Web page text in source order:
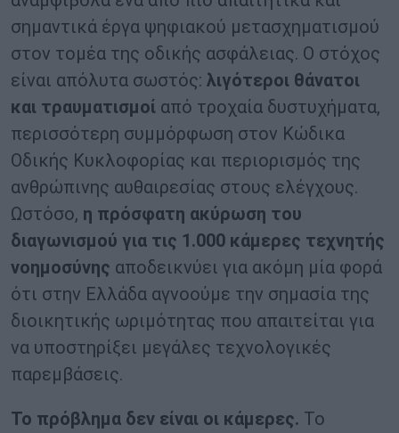
σημαντικά έργα ψηφιακού μετασχηματισμού
στον τομέα της οδικής ασφάλειας. Ο στόχος
είναι απόλυτα σωστός: λιγότεροι θάνατοι
και τραυματισμοί από τροχαία δυστυχήματα,
περισσότερη συμμόρφωση στον Κώδικα
Οδικής Κυκλοφορίας και περιορισμός της
ανθρώπινης αυθαιρεσίας στους ελέγχους.
Ωστόσο, η πρόσφατη ακύρωση του
διαγωνισμού για τις 1.000 κάμερες τεχνητής
νοημοσύνης αποδεικνύει για ακόμη μία φορά
ότι στην Ελλάδα αγνοούμε την σημασία της
διοικητικής ωριμότητας που απαιτείται για
να υποστηρίξει μεγάλες τεχνολογικές
παρεμβάσεις.
Το πρόβλημα δεν είναι οι κάμερες. Το